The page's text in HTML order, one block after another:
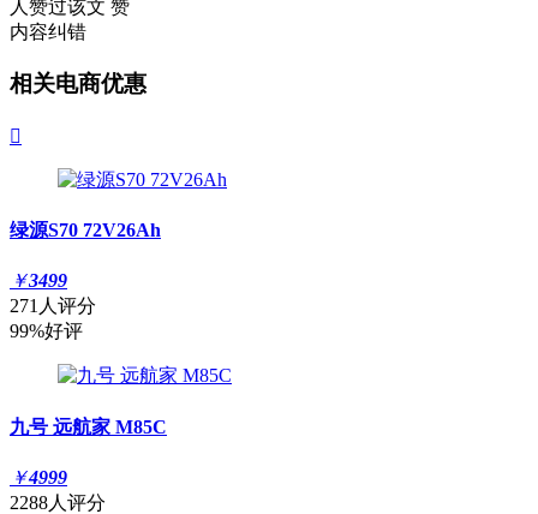
人赞过该文 赞
内容纠错
相关电商优惠

绿源S70 72V26Ah
￥3499
271人评分
99%好评
九号 远航家 M85C
￥4999
2288人评分